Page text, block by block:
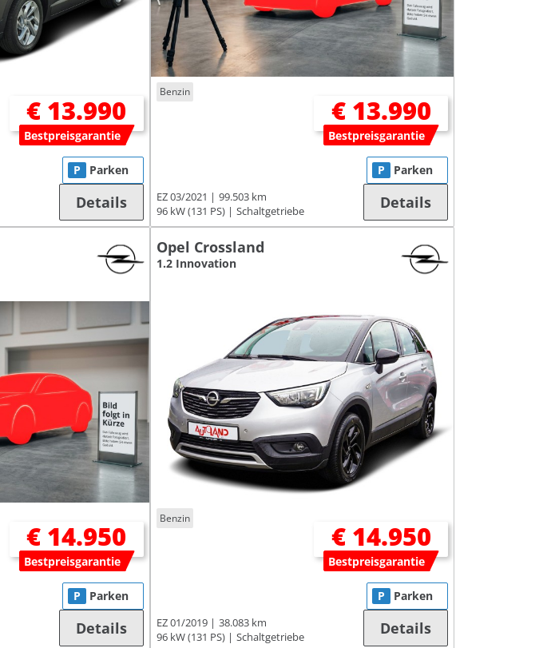
€ 13.990
Bestpreisgarantie
P Parken
Details
Benzin
€ 13.990
Bestpreisgarantie
EZ 03/2021
99.503 km
96 kW (131 PS)
Schaltgetriebe
P Parken
Details
€ 14.950
Bestpreisgarantie
P Parken
Details
Opel Crossland
1.2 Innovation
Benzin
€ 14.950
Bestpreisgarantie
EZ 01/2019
38.083 km
96 kW (131 PS)
Schaltgetriebe
P Parken
Details